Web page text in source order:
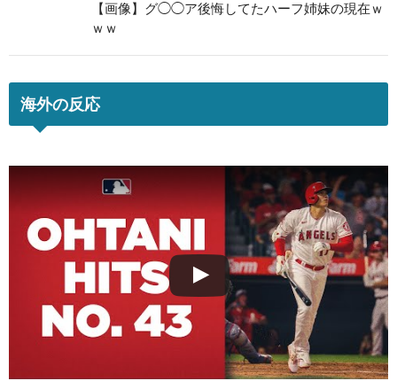
【画像】グ◯◯ア後悔してたハーフ姉妹の現在ｗ
ｗｗ
海外の反応